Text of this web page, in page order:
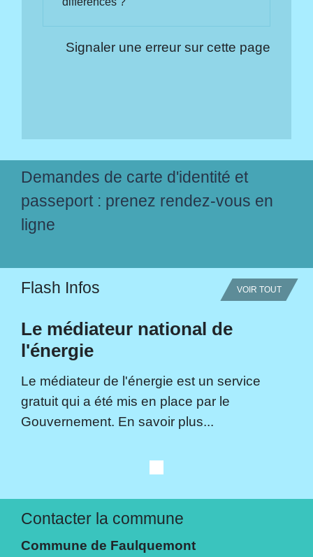
Signaler une erreur sur cette page
Demandes de carte d'identité et
passeport : prenez rendez-vous en
ligne
Flash Infos VOIR TOUT
Le médiateur national de
l'énergie
Le médiateur de l'énergie est un service
gratuit qui a été mis en place par le
Gouvernement. En savoir plus...
Contacter la commune
Commune de Faulquemont